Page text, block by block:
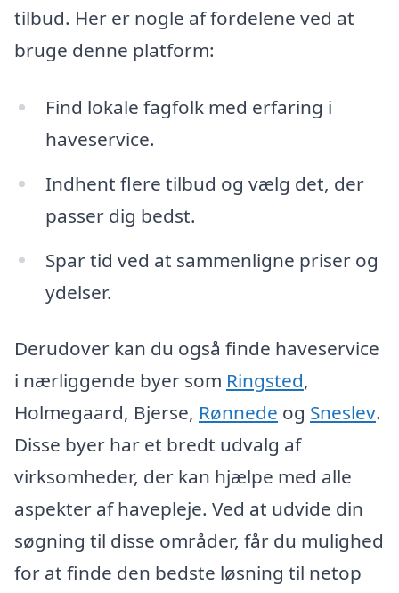
tilbud. Her er nogle af fordelene ved at
bruge denne platform:
Find lokale fagfolk med erfaring i
haveservice.
Indhent flere tilbud og vælg det, der
passer dig bedst.
Spar tid ved at sammenligne priser og
ydelser.
Derudover kan du også finde haveservice
i nærliggende byer som Ringsted,
Holmegaard, Bjerse, Rønnede og Sneslev.
Disse byer har et bredt udvalg af
virksomheder, der kan hjælpe med alle
aspekter af havepleje. Ved at udvide din
søgning til disse områder, får du mulighed
for at finde den bedste løsning til netop